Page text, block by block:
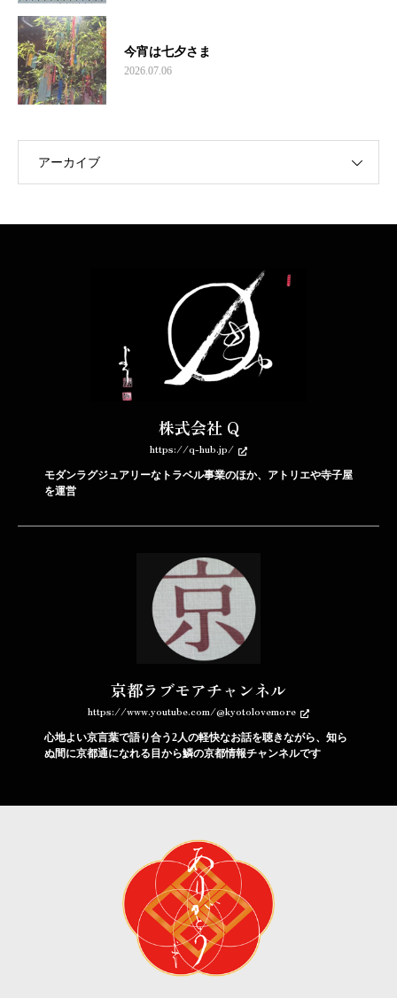
今宵は七夕さま
2026.07.06
アーカイブ
株式会社 Q
https://q-hub.jp/
モダンラグジュアリーなトラベル事業のほか、アトリエや寺子屋
を運営
京都ラブモアチャンネル
https://www.youtube.com/@kyotolovemore
心地よい京言葉で語り合う2人の軽快なお話を聴きながら、知ら
ぬ間に京都通になれる目から鱗の京都情報チャンネルです